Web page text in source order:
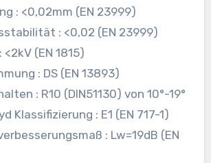
: <0,02mm (EN 23999)
: <0,02 (EN 23999)
(EN 1815)
: DS (EN 13893)
: R10 (DIN51130) von 10°-19°
Klassifizierung : E1 (EN 717-1)
: Lw=19dB (EN